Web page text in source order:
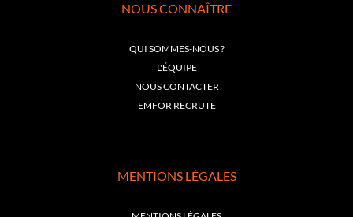
NOUS CONNAÎTRE
QUI SOMMES-NOUS ?
L'ÉQUIPE
NOUS CONTACTER
EMFOR RECRUTE
MENTIONS LÉGALES